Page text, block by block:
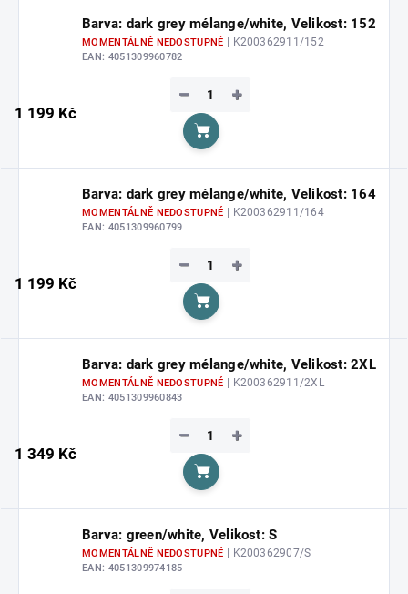
Barva: dark grey mélange/white, Velikost: 152
MOMENTÁLNĚ NEDOSTUPNÉ | K200362911/152
EAN: 4051309960782
1 199 Kč
+
−
Do košíku
Barva: dark grey mélange/white, Velikost: 164
MOMENTÁLNĚ NEDOSTUPNÉ | K200362911/164
EAN: 4051309960799
1 199 Kč
+
−
Do košíku
Barva: dark grey mélange/white, Velikost: 2XL
MOMENTÁLNĚ NEDOSTUPNÉ | K200362911/2XL
EAN: 4051309960843
1 349 Kč
+
−
Do košíku
Barva: green/white, Velikost: S
MOMENTÁLNĚ NEDOSTUPNÉ | K200362907/S
EAN: 4051309974185